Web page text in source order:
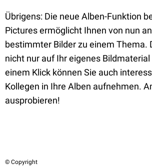
Übrigens: Die neue Alben-Funktion
Pictures ermöglicht Ihnen von nun
bestimmter Bilder zu einem Thema.
nicht nur auf Ihr eigenes
einem Klick können Sie auch
Kollegen in Ihre Alben aufnehmen.
ausprobieren!
© Copyright